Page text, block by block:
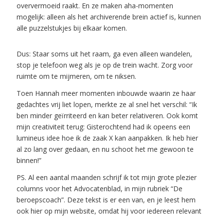
oververmoeid raakt. En ze maken aha-momenten
mogelijk: alleen als het archiverende brein actief is, kunnen
alle puzzelstukjes bij elkaar komen.
Dus: Staar soms uit het raam, ga even alleen wandelen,
stop je telefoon weg als je op de trein wacht. Zorg voor
ruimte om te mijmeren, om te niksen.
Toen Hannah meer momenten inbouwde waarin ze haar
gedachtes vrij liet lopen, merkte ze al snel het verschil: “Ik
ben minder geïrriteerd en kan beter relativeren. Ook komt
mijn creativiteit terug: Gisterochtend had ik opeens een
lumineus idee hoe ik de zaak X kan aanpakken. Ik heb hier
al zo lang over gedaan, en nu schoot het me gewoon te
binnen!”
PS. Al een aantal maanden schrijf ik tot mijn grote plezier
columns voor het Advocatenblad, in mijn rubriek “De
beroepscoach”. Deze tekst is er een van, en je leest hem
ook hier op mijn website, omdat hij voor iedereen relevant